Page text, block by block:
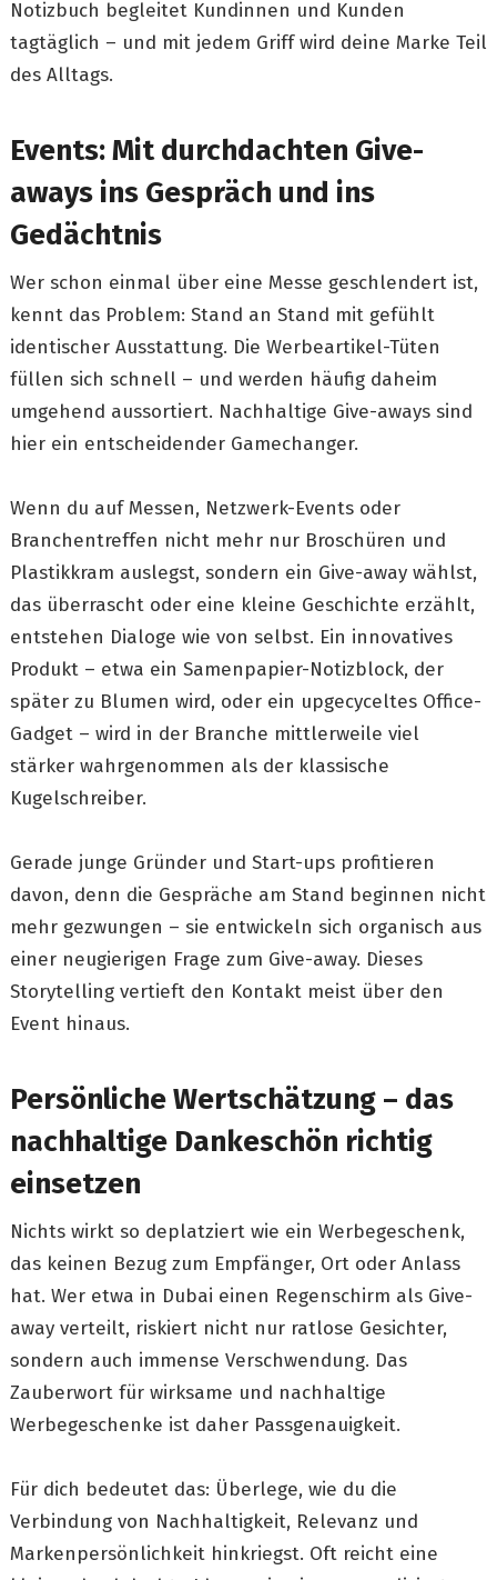
Notizbuch begleitet Kundinnen und Kunden
tagtäglich – und mit jedem Griff wird deine Marke Teil
des Alltags.
Events: Mit durchdachten Give-
aways ins Gespräch und ins
Gedächtnis
Wer schon einmal über eine Messe geschlendert ist,
kennt das Problem: Stand an Stand mit gefühlt
identischer Ausstattung. Die Werbeartikel-Tüten
füllen sich schnell – und werden häufig daheim
umgehend aussortiert. Nachhaltige Give-aways sind
hier ein entscheidender Gamechanger.
Wenn du auf Messen, Netzwerk-Events oder
Branchentreffen nicht mehr nur Broschüren und
Plastikkram auslegst, sondern ein Give-away wählst,
das überrascht oder eine kleine Geschichte erzählt,
entstehen Dialoge wie von selbst. Ein innovatives
Produkt – etwa ein Samenpapier-Notizblock, der
später zu Blumen wird, oder ein upgecyceltes Office-
Gadget – wird in der Branche mittlerweile viel
stärker wahrgenommen als der klassische
Kugelschreiber.
Gerade junge Gründer und Start-ups profitieren
davon, denn die Gespräche am Stand beginnen nicht
mehr gezwungen – sie entwickeln sich organisch aus
einer neugierigen Frage zum Give-away. Dieses
Storytelling vertieft den Kontakt meist über den
Event hinaus.
Persönliche Wertschätzung – das
nachhaltige Dankeschön richtig
einsetzen
Nichts wirkt so deplatziert wie ein Werbegeschenk,
das keinen Bezug zum Empfänger, Ort oder Anlass
hat. Wer etwa in Dubai einen Regenschirm als Give-
away verteilt, riskiert nicht nur ratlose Gesichter,
sondern auch immense Verschwendung. Das
Zauberwort für wirksame und nachhaltige
Werbegeschenke ist daher Passgenauigkeit.
Für dich bedeutet das: Überlege, wie du die
Verbindung von Nachhaltigkeit, Relevanz und
Markenpersönlichkeit hinkriegst. Oft reicht eine